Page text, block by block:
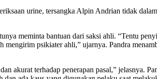
urine, tersangka Alpin Andrian tidak
meminta bantuan dari saksi ahli. “Tentu
psikiater ahli,” ujarnya. Pandra
akurat terhadap penerapan pasal,” jelasnya.